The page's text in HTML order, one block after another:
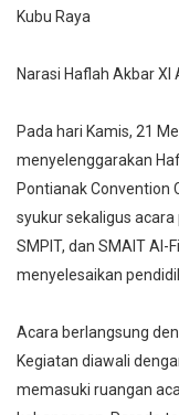
Kubu Raya
Narasi Haflah Akbar XI
Pada hari Kamis, 21
menyelenggarakan
Pontianak Convention
syukur sekaligus acara
SMPIT, dan SMAIT Al-
menyelesaikan
Acara berlangsung
Kegiatan diawali
memasuki ruangan